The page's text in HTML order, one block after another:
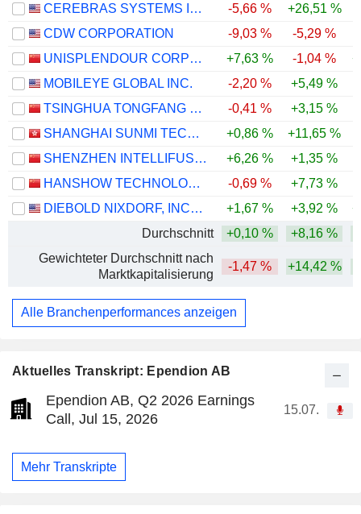
Aktuelles Transkript: Ependion AB
Ependion AB, Q2 2026 Earnings
Call, Jul 15, 2026
15.07.
Mehr Transkripte
CEREBRAS SYSTEMS INC.
-5,66 %
+26,51 %
CDW CORPORATION
-9,03 % -5,29 %
UNISPLENDOUR CORPORATION LIMITED
+7,63 % -1,04 %
MOBILEYE GLOBAL INC.
-2,20 % +5,49 %
TSINGHUA TONGFANG CO., LTD.
-0,41 % +3,15 %
SHANGHAI SUNMI TECHNOLOGY CO., LTD.
+0,86 %
+11,65 %
SHENZHEN INTELLIFUSION TECHNOLOGIES CO., LTD.
+6,26 % +1,35 %
HANSHOW TECHNOLOGY CO., LTD.
-0,69 % +7,73 %
DIEBOLD NIXDORF, INCORPORATED
+1,67 % +3,92 %
Durchschnitt
+0,10 % +8,16 %
Gewichteter Durchschnitt nach
Marktkapitalisierung
-1,47 % +14,42 %
Alle Branchenperformances anzeigen